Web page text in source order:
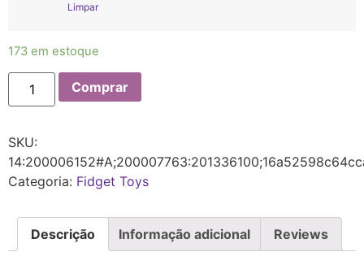
Limpar
173 em estoque
Comprar
SKU:
Categoria: Fidget Toys
Descrição Informação adicional Reviews